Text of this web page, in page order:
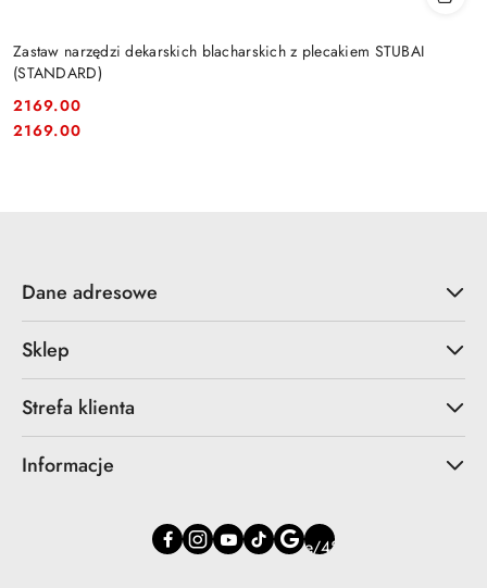
Zastaw narzędzi dekarskich blacharskich z plecakiem STUBAI
(STANDARD)
Cena:
2169.00
Cena:
2169.00
Dane adresowe
Sklep
Strefa klienta
Informacje